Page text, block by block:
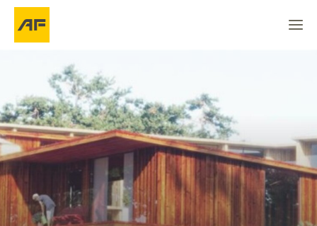
Nacka Gustavsvik
Gå till
Naturskönt område med närhet till city
Plats
Projektinfo
Go to the top